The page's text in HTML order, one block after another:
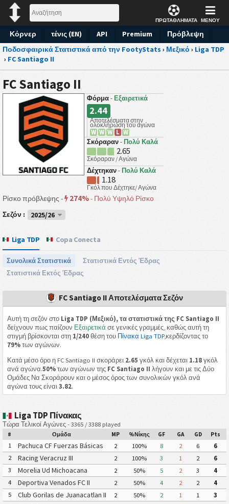
ΠΡΩΤΑΘΛΗΜΑΤΑ ΜΕΝΟΥ
Κόρνερ τένις (EN) API Premium
Πρόβλεψη
Ποδοσφαιρικά Στατιστικά από την FootyStats › Μεξικό › Liga TDP
› FC Santiago II
FC Santiago II
Φόρμα - Εξαιρετικά
2.44
Αποτελέσματα στην
ολοκλήρωση του αγώνα
W W W L W
Σκόραραν - Πολύ Καλά
2.65
Σκόραραν / Αγώνα
Δέχτηκαν - Πολύ Καλά
1.18
Γκόλ που Δέχτηκε/ Αγώνα
Ρίσκο πρόβλεψης - 274%- Πολύ Υψηλό Ρίσκο
Σεζόν :
2025/26
Liga TDP Copa Conecta
Συνολικά Στατιστικά
Στατιστικά Εντός Έδρας
Στατιστικά Εκτός Έδρας
FC Santiago II Αποτελέσματα Σεζόν
Αυτή τη σεζόν στο Liga TDP (Μεξικό), τα στατιστικά της FC Santiago II
δείχνουν πως παίζουν Εξαιρετικά σε γενικές γραμμές, καθώς αυτή τη
στιγμή βρίσκονται στη 1/240θέση του Πίνακα Liga TDP,κερδίζοντας το
79%των αγώνων.
Κατά μέσο όρο η FC Santiago II σκοράρει 2.65 γκόλ και δέχεται 1.18γκόλ
ανά αγώνα.50%των αγώνων της FC Santiago II λήγουν και με τις Δύο
Ομάδες Να Σκοράρουν και ο μέσος όρος των συνολικών γκόλ ανά
αγώνα τους είναι 3.82.
Liga TDP Πίνακας
Τώρα Τελικοί Αγώνες - 3365 / 3388 played
# Ομάδα MP %Νίκης GF GA GD Pts
1
Pachuca CF Fuerzas Básicas
(Pachuca CF III)
2 100% 8 2 6
6
2
Racing Veracruz III 2 100% 3 1 2
6
3
Morelia Ud Michoacana 2 50% 5 2 3
4
4
Deportiva Venados FC II 2 50% 4 2 2
4
5
Club Gorilas de Juanacatlan II 2 50% 2 1 1
3